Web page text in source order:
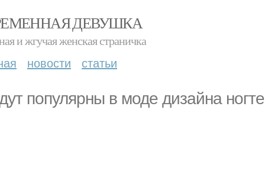
ДЕВУШКА
и жгучая женская страничка
новости статьи
популярны в моде дизайна